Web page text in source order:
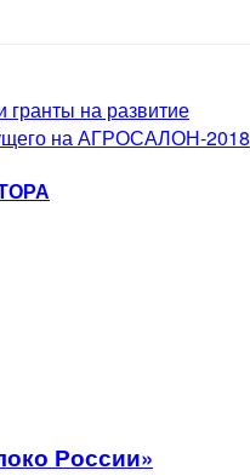
гранты на развитие
на АГРОСАЛОН-2018
России»